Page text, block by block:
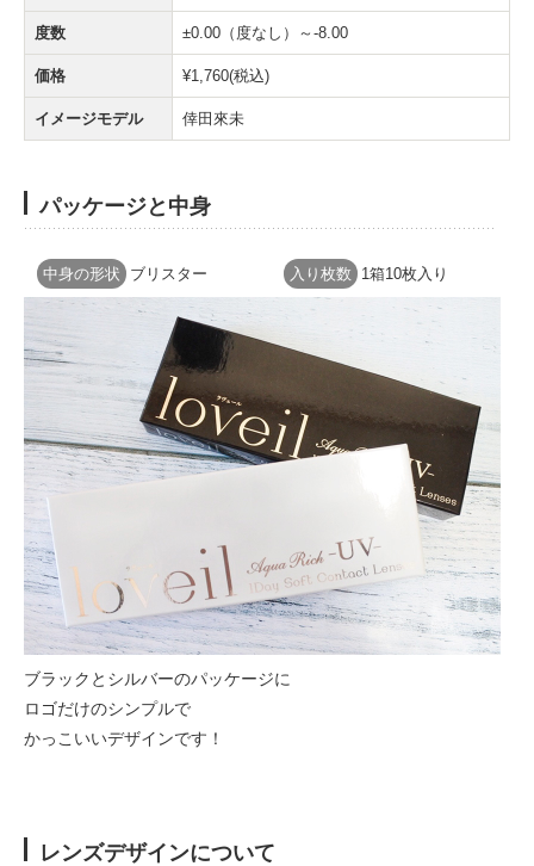
度数 ±0.00（度なし）～-8.00
価格 ¥1,760(税込)
イメージモデル 倖田來未
パッケージと中身
中身の形状 ブリスター 入り枚数 1箱10枚入り
ブラックとシルバーのパッケージに
ロゴだけのシンプルで
かっこいいデザインです！
レンズデザインについて